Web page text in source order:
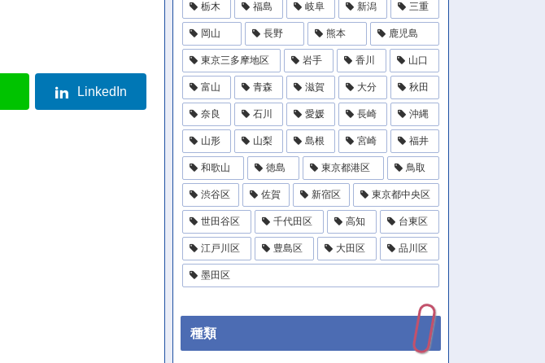
LinkedIn
栃木 福島 岐阜 新潟 三重
岡山 長野 熊本 鹿児島
東京三多摩地区 岩手 香川 山口
富山 青森 滋賀 大分 秋田
奈良 石川 愛媛 長崎 沖縄
山形 山梨 島根 宮崎 福井
和歌山 徳島 東京都港区 鳥取
渋谷区 佐賀 新宿区 東京都中央区
世田谷区 千代田区 高知 台東区
江戸川区 豊島区 大田区 品川区
墨田区
種類